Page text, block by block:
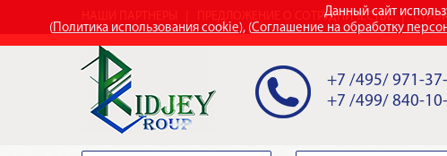
Данный сайт
(Политика использования cookie), (Соглашение на обработку
ПРЕДЛОЖЕНИЕ О СОТРУДНИЧЕСТВЕ
+7 /495/ 971-
+7 /499/ 840-